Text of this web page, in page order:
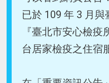
已於 109 年 3 月
『臺北市安心檢
台居家檢疫之住宿